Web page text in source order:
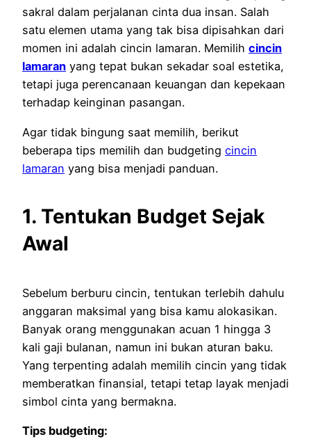
sakral dalam perjalanan cinta dua insan. Salah
satu elemen utama yang tak bisa dipisahkan dari
momen ini adalah cincin lamaran. Memilih cincin
lamaran yang tepat bukan sekadar soal estetika,
tetapi juga perencanaan keuangan dan kepekaan
terhadap keinginan pasangan.
Agar tidak bingung saat memilih, berikut
beberapa tips memilih dan budgeting cincin
lamaran yang bisa menjadi panduan.
1. Tentukan Budget Sejak
Awal
Sebelum berburu cincin, tentukan terlebih dahulu
anggaran maksimal yang bisa kamu alokasikan.
Banyak orang menggunakan acuan 1 hingga 3
kali gaji bulanan, namun ini bukan aturan baku.
Yang terpenting adalah memilih cincin yang tidak
memberatkan finansial, tetapi tetap layak menjadi
simbol cinta yang bermakna.
Tips budgeting: